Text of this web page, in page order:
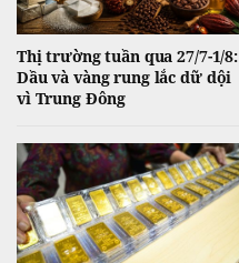
Thị trường tuần qua 27/7-1/8:
Dầu và vàng rung lắc dữ dội
vì Trung Đông